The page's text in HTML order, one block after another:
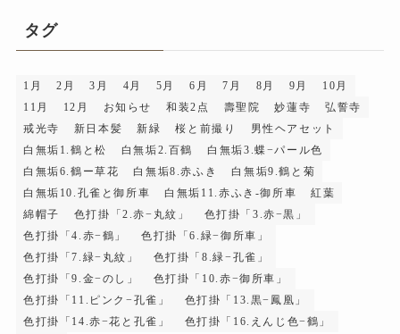
イ
ブ
タグ
1月 2月 3月 4月 5月 6月 7月 8月 9月
10月
11月
12月 お知らせ 和装2点 壽聖院 妙蓮寺
弘誓寺
戒光寺
新日本髪 新緑 桜と前撮り
男性ヘアセット
白無垢1.鶴と松
白無垢2.百鶴
白無垢3.蝶−パール色
白無垢6.鶴ー草花
白無垢8.赤ふき
白無垢9.鶴と菊
白無垢10.孔雀と御所車
白無垢11.赤ふき-御所車
紅葉
綿帽子
色打掛「2.赤−丸紋」
色打掛「3.赤−黒」
色打掛「4.赤−鶴」
色打掛「6.緑−御所車」
色打掛「7.緑−丸紋」
色打掛「8.緑−孔雀」
色打掛「9.金−のし」
色打掛「10.赤−御所車」
色打掛「11.ピンク−孔雀」
色打掛「13.黒−鳳凰」
色打掛「14.赤−花と孔雀」
色打掛「16.えんじ色−鶴」